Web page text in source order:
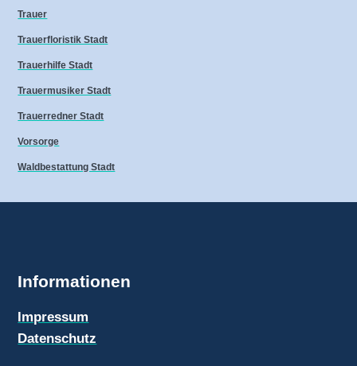
Trauer
Trauerfloristik Stadt
Trauerhilfe Stadt
Trauermusiker Stadt
Trauerredner Stadt
Vorsorge
Waldbestattung Stadt
Informationen
Impressum
Datenschutz